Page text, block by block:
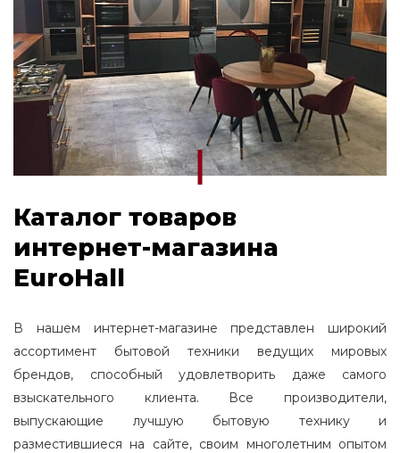
Каталог товаров
интернет-магазина
EuroHall
В нашем интернет-магазине представлен широкий
ассортимент бытовой техники ведущих мировых
брендов, способный удовлетворить даже самого
взыскательного клиента. Все производители,
выпускающие лучшую бытовую технику и
разместившиеся на сайте, своим многолетним опытом